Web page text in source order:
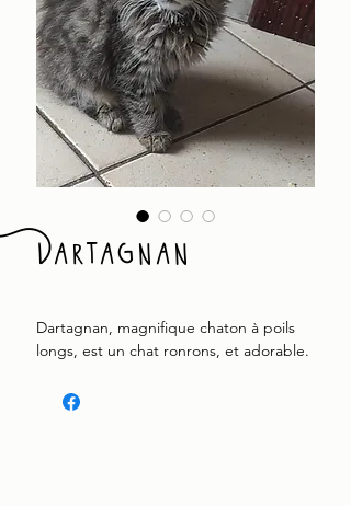
Dartagnan
Dartagnan, magnifique chaton à poils
longs, est un chat ronrons, et adorable.